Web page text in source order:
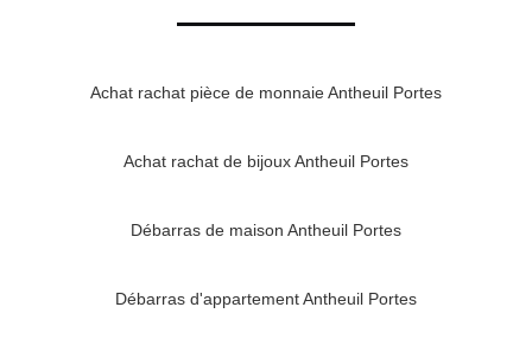
Achat rachat pièce de monnaie Antheuil Portes
Achat rachat de bijoux Antheuil Portes
Débarras de maison Antheuil Portes
Débarras d'appartement Antheuil Portes